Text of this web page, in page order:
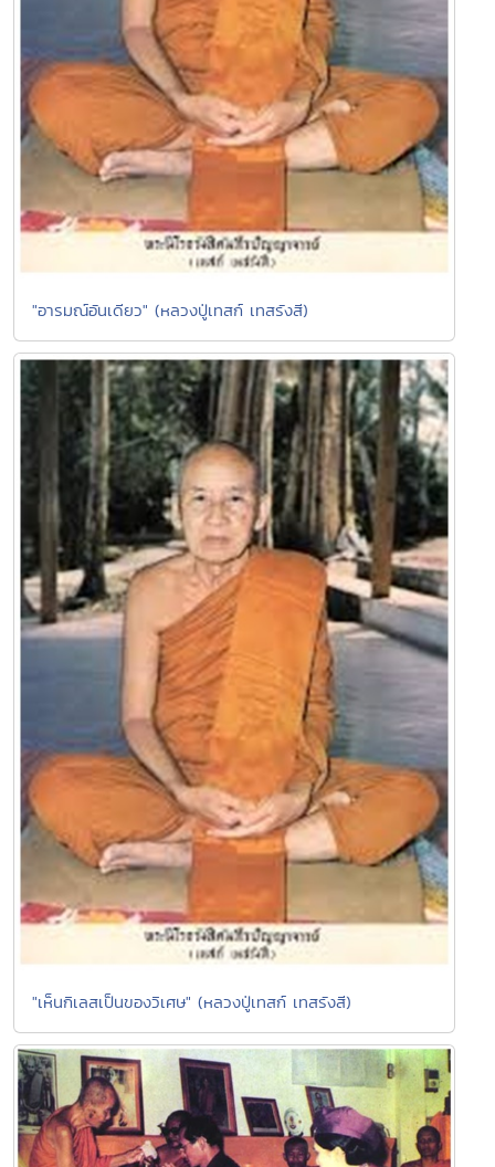
"อารมณ์อันเดียว" (หลวงปู่เทสก์ เทสรังสี)
"เห็นกิเลสเป็นของวิเศษ" (หลวงปู่เทสก์ เทสรังสี)